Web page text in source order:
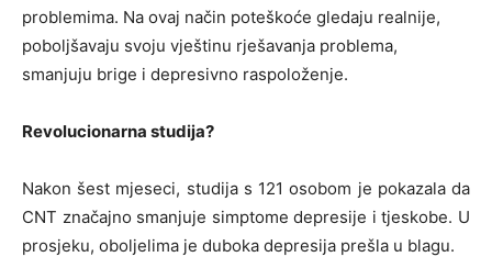
problemima. Na ovaj način poteškoće gledaju realnije,
poboljšavaju svoju vještinu rješavanja problema,
smanjuju brige i depresivno raspoloženje.
Revolucionarna studija?
Nakon šest mjeseci, studija s 121 osobom je pokazala da
CNT značajno smanjuje simptome depresije i tjeskobe. U
prosjeku, oboljelima je duboka depresija prešla u blagu.